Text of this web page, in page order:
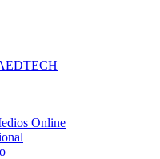
Online